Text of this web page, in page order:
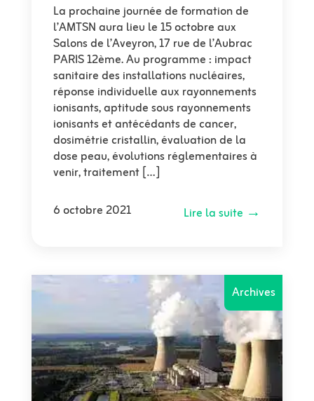
La prochaine journée de formation de
l’AMTSN aura lieu le 15 octobre aux
Salons de l’Aveyron, 17 rue de l’Aubrac
PARIS 12ème. Au programme : impact
sanitaire des installations nucléaires,
réponse individuelle aux rayonnements
ionisants, aptitude sous rayonnements
ionisants et antécédants de cancer,
dosimétrie cristallin, évaluation de la
dose peau, évolutions réglementaires à
venir, traitement […]
6 octobre 2021
Lire la suite →
Archives